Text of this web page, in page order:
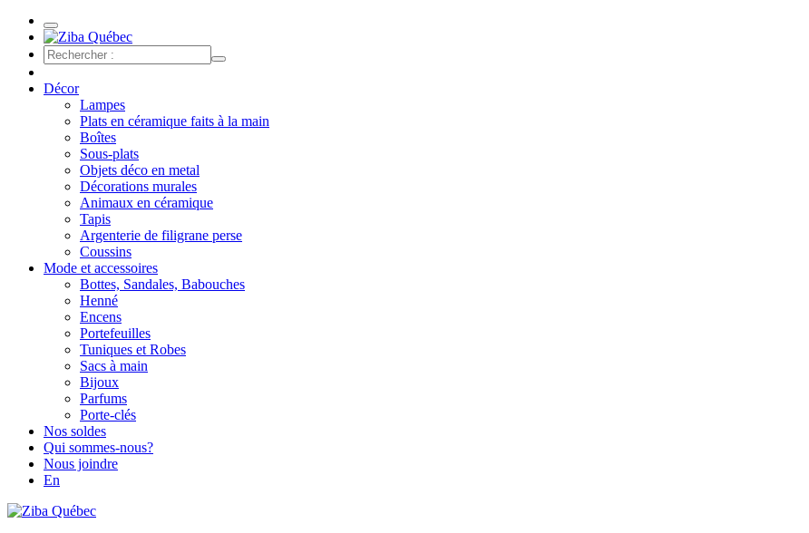
Décor
Lampes
Plats en céramique faits à la main
Boîtes
Sous-plats
Objets déco en metal
Décorations murales
Animaux en céramique
Tapis
Argenterie de filigrane perse
Coussins
Mode et accessoires
Bottes, Sandales, Babouches
Henné
Encens
Portefeuilles
Tuniques et Robes
Sacs à main
Bijoux
Parfums
Porte-clés
Nos soldes
Qui sommes-nous?
Nous joindre
En